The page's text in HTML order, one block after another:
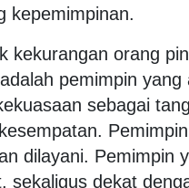
kepemimpinan.
kekurangan orang
pemimpin
sebagai
dilayani. Pemimpin
sekaligus dekat